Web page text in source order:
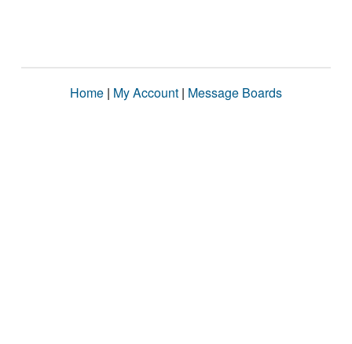
Home | My Account | Message Boards